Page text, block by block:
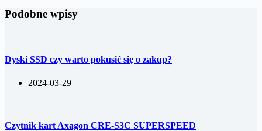
Podobne wpisy
Dyski SSD czy warto pokusić się o zakup?
2024-03-29
Czytnik kart Axagon CRE-S3C SUPERSPEED